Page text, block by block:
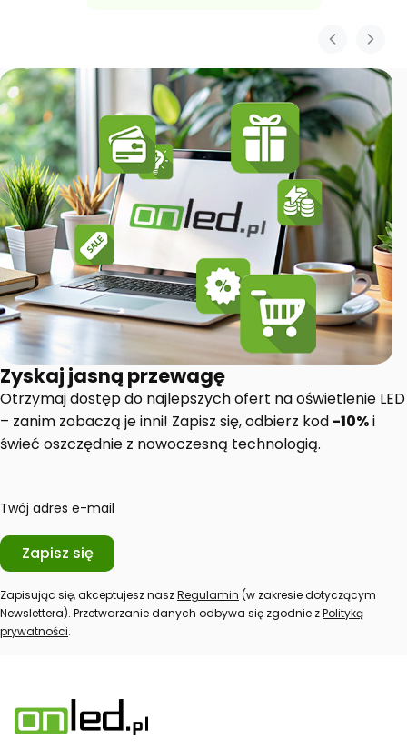
Zyskaj jasną przewagę
Otrzymaj dostęp do najlepszych ofert na oświetlenie LED
– zanim zobaczą je inni! Zapisz się, odbierz kod -10%i
świeć oszczędnie z nowoczesną technologią.
Twój adres e-mail
Zapisz się
Zapisując się, akceptujesz naszRegulamin (w zakresie dotyczącym
Newslettera). Przetwarzanie danych odbywa się zgodnie zPolityką
prywatności.